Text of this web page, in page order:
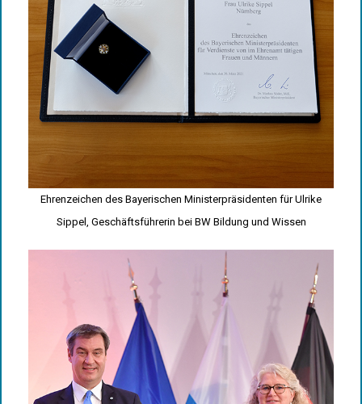
Ehrenzeichen des Bayerischen Ministerpräsidenten für Ulrike
Sippel, Geschäftsführerin bei BW Bildung und Wissen